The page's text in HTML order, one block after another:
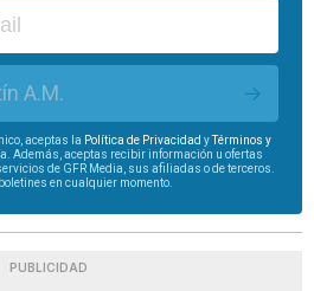
A.M.
aceptas la Política de Privacidad yTérminos y
Además, aceptas recibir información u ofertas
de GFR Media, sus afiliadas o de terceros.
en cualquier momento.
PUBLICIDAD